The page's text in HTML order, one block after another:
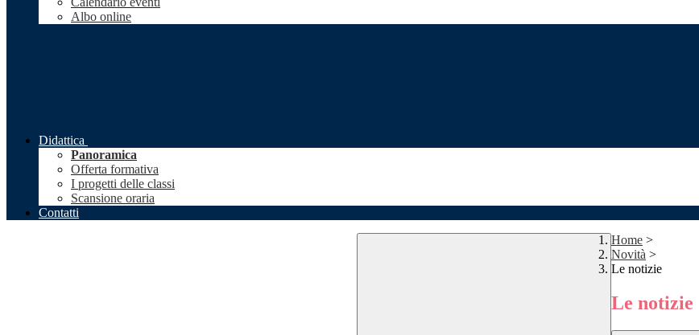
Albo online
Didattica
Panoramica
Offerta formativa
I progetti delle classi
Scansione oraria
Contatti
Home >
Novità >
Le notizie
Le notizie